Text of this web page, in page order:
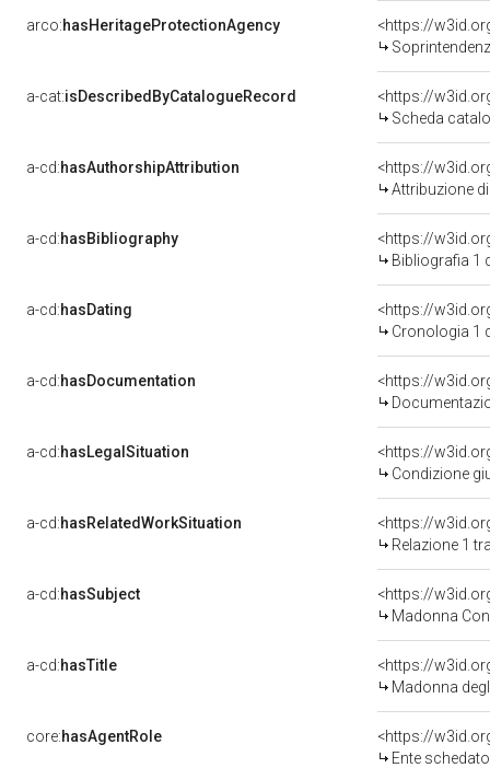
arco:hasHeritageProtectionAgency
<https://
a-cat:isDescribedByCatalogueRecord
<https://
Scheda
a-cd:hasAuthorshipAttribution
Attribuzione
a-cd:hasBibliography
<https://
Bibliografia 1
a-cd:hasDating
<https://
Cronologia 1
a-cd:hasDocumentation
a-cd:hasLegalSituation
Condizione
a-cd:hasRelatedWorkSituation
Relazione 1
a-cd:hasSubject
<https://
Madonna
a-cd:hasTitle
<https://
Madonna
core:hasAgentRole
<https://
Ente schedatore